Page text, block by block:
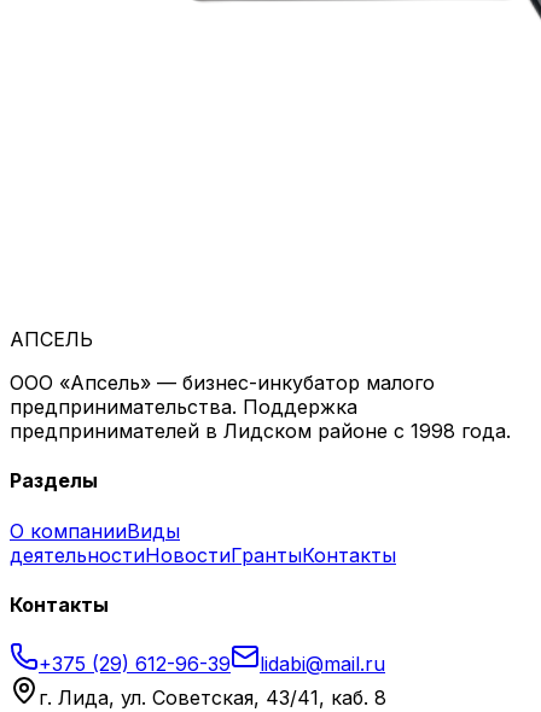
АПСЕЛЬ
ООО «Апсель» — бизнес-инкубатор малого
предпринимательства. Поддержка
предпринимателей в Лидском районе с 1998 года.
Разделы
О компанииВиды
деятельностиНовостиГрантыКонтакты
Контакты
+375 (29) 612-96-39
lidabi@mail.ru
г. Лида, ул. Советская, 43/41, каб. 8